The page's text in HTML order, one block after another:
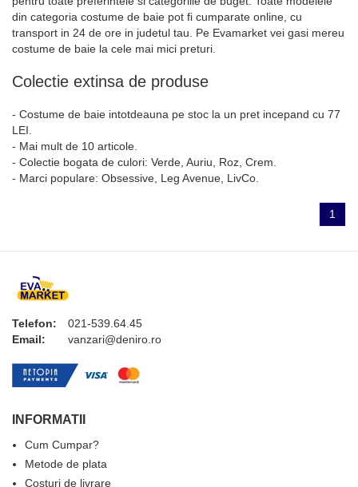
din categoria costume de baie pot fi cumparate online, cu
transport in 24 de ore in judetul tau. Pe Evamarket vei gasi mereu
costume de baie la cele mai mici preturi.
Colectie extinsa de produse
- Costume de baie intotdeauna pe stoc la un pret incepand cu 77
LEI.
- Mai mult de 10 articole.
- Colectie bogata de culori: Verde, Auriu, Roz, Crem.
- Marci populare: Obsessive, Leg Avenue, LivCo.
1
Telefon:
021-539.64.45
Email:
vanzari@deniro.ro
INFORMATII
Cum Cumpar?
Metode de plata
Costuri de livrare